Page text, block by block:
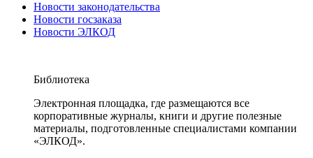
Новости законодательства
Новости госзаказа
Новости ЭЛКОД
Библиотека
Электронная площадка, где размещаются все
корпоративные журналы, книги и другие полезные
материалы, подготовленные специалистами компании
«ЭЛКОД».